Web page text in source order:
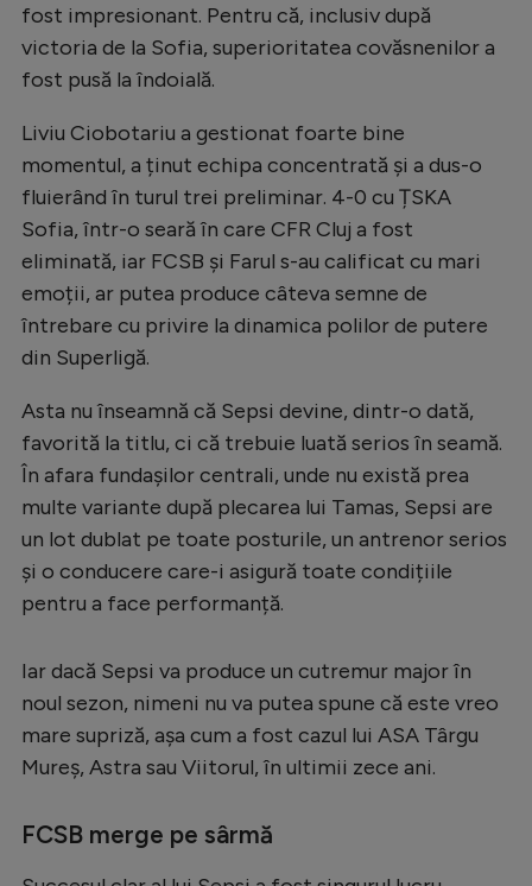
Auto
Rugby
Alte sporturi
JO 2024
JO 2026
Intră în cont
Creează cont
fost impresionant. Pentru că, inclusiv după
victoria de la Sofia, superioritatea covăsnenilor a
fost pusă la îndoială.
Liviu Ciobotariu a gestionat foarte bine
momentul, a ținut echipa concentrată și a dus-o
fluierând în turul trei preliminar. 4-0 cu ȚSKA
Sofia, într-o seară în care CFR Cluj a fost
eliminată, iar FCSB și Farul s-au calificat cu mari
emoții, ar putea produce câteva semne de
întrebare cu privire la dinamica polilor de putere
din Superligă.
Asta nu înseamnă că Sepsi devine, dintr-o dată,
favorită la titlu, ci că trebuie luată serios în seamă.
În afara fundașilor centrali, unde nu există prea
multe variante după plecarea lui Tamas, Sepsi are
un lot dublat pe toate posturile, un antrenor serios
și o conducere care-i asigură toate condițiile
pentru a face performanță.
Iar dacă Sepsi va produce un cutremur major în
noul sezon, nimeni nu va putea spune că este vreo
mare supriză, așa cum a fost cazul lui ASA Târgu
Mureș, Astra sau Viitorul, în ultimii zece ani.
FCSB merge pe sârmă